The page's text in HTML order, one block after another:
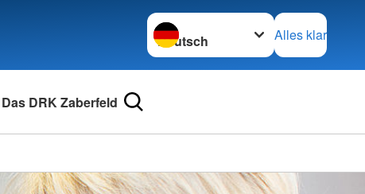
Sprache wechseln zu
Alles klar
Das DRK Zaberfeld